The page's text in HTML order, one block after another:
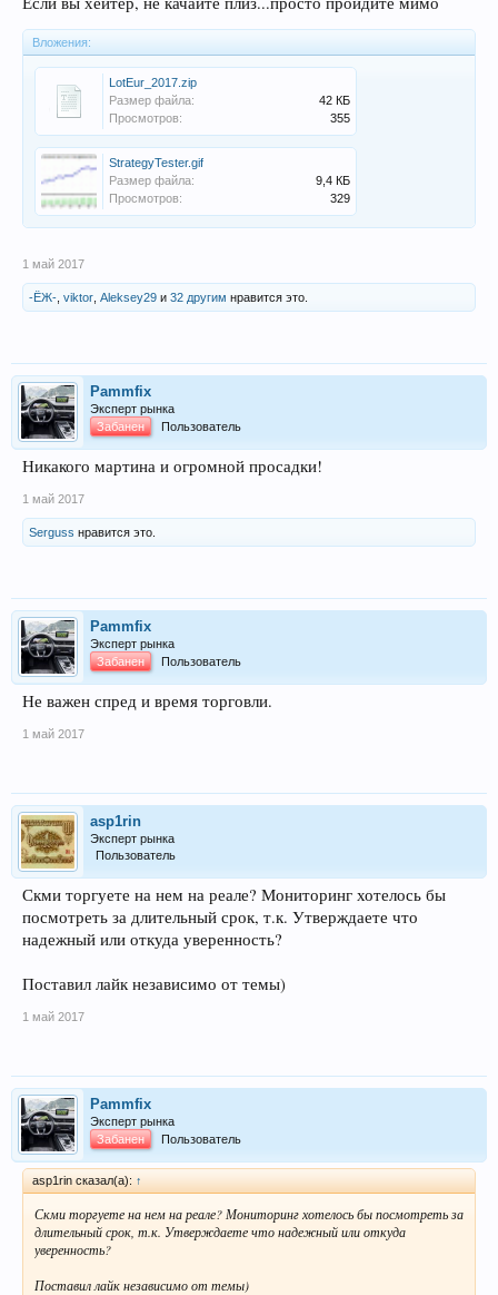
Вложения:
LotEur_2017.zip
Размер файла:
42 КБ
Просмотров:
355
StrategyTester.gif
Размер файла:
9,4 КБ
Просмотров:
329
1 май 2017
-ЁЖ- viktor Aleksey29 и 32 другим нравится это.
Pammfix
Эксперт рынка
Забанен
Пользователь
Никакого мартина и огромной просадки!
1 май 2017
Serguss нравится это.
Pammfix
Эксперт рынка
Забанен
Пользователь
Не важен спред и время торговли.
1 май 2017
asp1rin
Эксперт рынка
Пользователь
Скми торгуете на нем на реале? Мониторинг хотелось бы
посмотреть за длительный срок, т.к. Утверждаете что
надежный или откуда уверенность?
Поставил лайк независимо от темы)
1 май 2017
Pammfix
Эксперт рынка
Забанен
Пользователь
asp1rin сказал(а): ↑
Скми торгуете на нем на реале? Мониторинг хотелось бы посмотреть за
длительный срок, т.к. Утверждаете что надежный или откуда
уверенность?
Поставил лайк независимо от темы)